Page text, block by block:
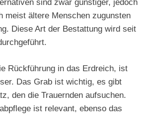
meist ältere Menschen zugunsten
Diese Art der Bestattung wird seit
Rückführung in das Erdreich, ist
Das Grab ist wichtig, es gibt
den die Trauernden aufsuchen.
ist relevant, ebenso das